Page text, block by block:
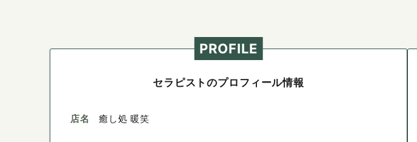
PROFILE
セラピストのプロフィール情報
店名 癒し処 暖笑